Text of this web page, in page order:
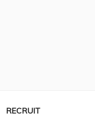
RECRUIT